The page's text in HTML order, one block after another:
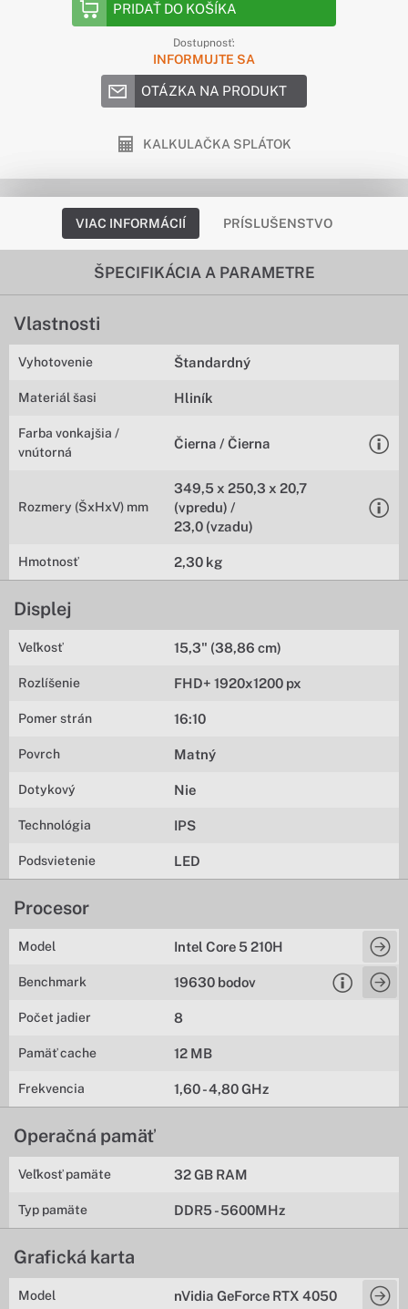
PRIDAŤ DO KOŠÍKA
Dostupnosť:
INFORMUJTE SA
OTÁZKA NA PRODUKT
KALKULAČKA SPLÁTOK
VIAC INFORMÁCIÍ PRÍSLUŠENSTVO
ŠPECIFIKÁCIA A PARAMETRE
Vlastnosti
Vyhotovenie Štandardný
Materiál šasi Hliník
Farba vonkajšia /
vnútorná
Čierna / Čierna
Rozmery (ŠxHxV) mm
349,5 x 250,3 x 20,7
(vpredu) /
23,0 (vzadu)
Hmotnosť 2,30 kg
Displej
Veľkosť 15,3" (38,86 cm)
Rozlíšenie FHD+ 1920x1200 px
Pomer strán 16:10
Povrch Matný
Dotykový Nie
Technológia IPS
Podsvietenie LED
Procesor
Model Intel Core 5 210H
Benchmark 19630 bodov
Počet jadier 8
Pamäť cache 12 MB
Frekvencia 1,60 - 4,80 GHz
Operačná pamäť
Veľkosť pamäte 32 GB RAM
Typ pamäte DDR5 - 5600MHz
Grafická karta
Model nVidia GeForce RTX 4050